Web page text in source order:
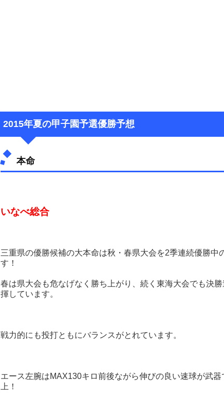
2015年夏の甲子園予選優勝予想
本命
いなべ総合
三重県の優勝候補の大本命は秋・春県大会を2季連続優勝中
す！
春は県大会も危なげなく勝ち上がり、続く東海大会でも決
揮しています。
戦力的にも投打ともにバランスがとれています。
エース左腕はMAX130キロ前後ながら伸びの良い速球が武
上！